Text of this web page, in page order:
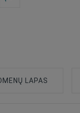
LAPAS